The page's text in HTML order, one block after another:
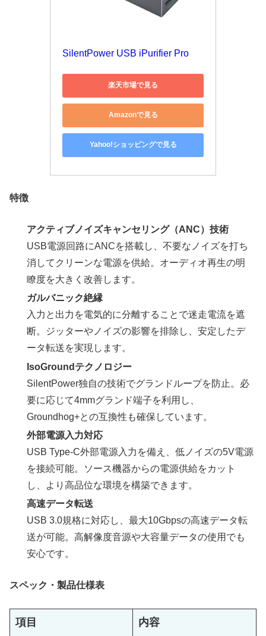
SilentPower USB iPurifier Pro
楽天市場で見る
Amazonで見る
Yahoo!ショッピングで見る
特徴
アクティブノイズキャンセリング（ANC）技術
USB電源回路にANCを搭載し、不要なノイズを打ち
消してクリーンな電源を供給。オーディオ再生の明
瞭度を大きく改善します。
ガルバニック絶縁
入力と出力を電気的に分離することで迷走電流を遮
断。ジッターやノイズの影響を排除し、安定したデ
ータ転送を実現します。
IsoGroundテクノロジー
SilentPower独自の技術でグランドループを防止。必
要に応じて4mmグランド端子を利用し、
Groundhog+との互換性も確保しています。
外部電源入力対応
USB Type-C外部電源入力を備え、低ノイズの5V電源
を接続可能。ソース機器からの電源供給をカット
し、より高品位な環境を構築できます。
高速データ転送
USB 3.0規格に対応し、最大10Gbpsの高速データ転
送が可能。高解像度音源や大容量データの使用でも
安心です。
スペック・製品仕様表
項目 内容